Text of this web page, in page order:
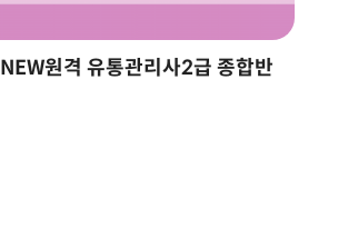
NEW원격 유통관리사2급 종합반